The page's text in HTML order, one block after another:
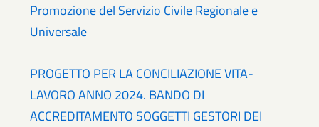
Promozione del Servizio Civile Regionale e
Universale
PROGETTO PER LA CONCILIAZIONE VITA-
LAVORO ANNO 2024. BANDO DI
ACCREDITAMENTO SOGGETTI GESTORI DEI